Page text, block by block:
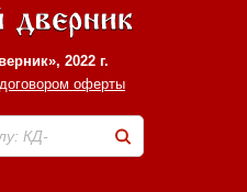
2022 г.
оферты
КД-